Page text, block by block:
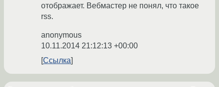
отображает. Вебмастер не понял, что такое
rss.
anonymous
10.11.2014 21:12:13 +00:00
Ссылка